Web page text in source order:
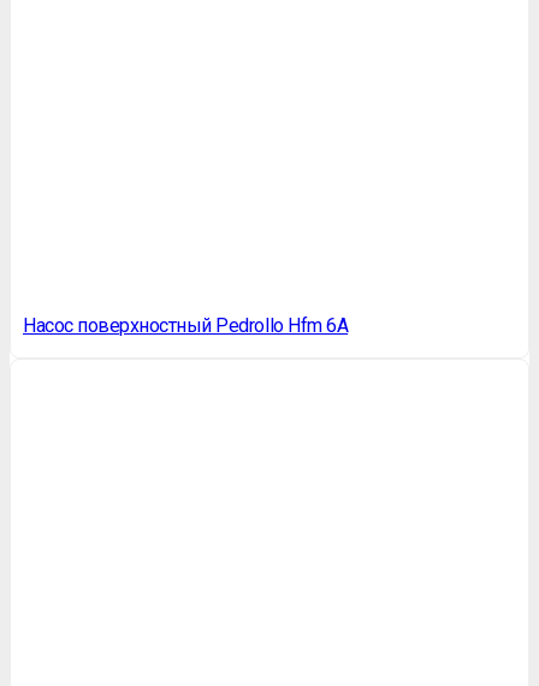
Насос поверхностный Pedrollo Hfm 6A